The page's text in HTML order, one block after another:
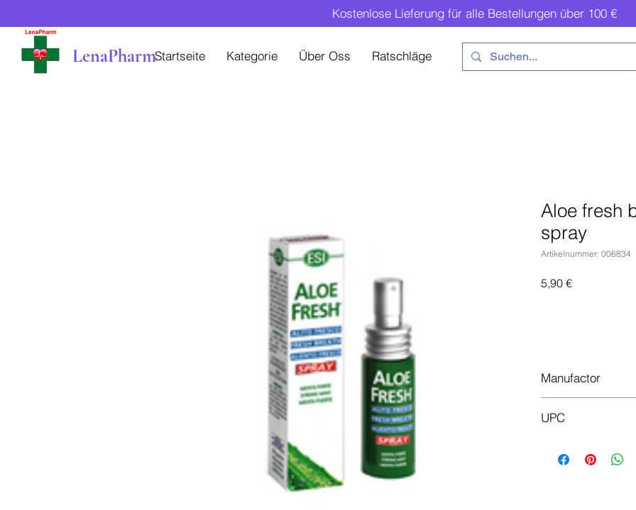
Kostenlose Lieferung für alle Bestellungen über 100 €
LenaPharmStartseite Kategorie Über Oss Ratschläge
Aloe fresh
spray
Artikelnummer: 006834
5,90 €Preis
Manufactor
UPC